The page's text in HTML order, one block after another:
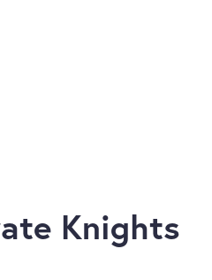
Knights